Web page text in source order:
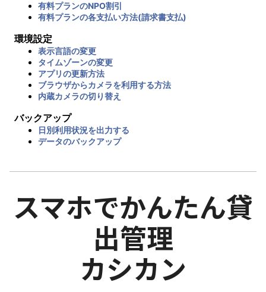
有料プランのNPO割引
有料プランの各支払い方法(請求書支払)
環境設定
表示言語の変更
タイムゾーンの変更
アプリの更新方法
ブラウザからカメラを利用する方法
内蔵カメラの切り替え
バックアップ
日別利用状況を出力する
データのバックアップ
スマホでかんたん貸
出管理
カシカン